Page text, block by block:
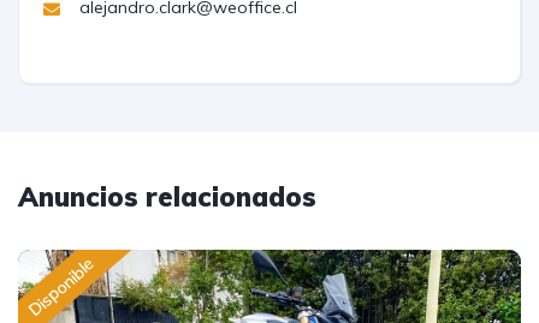
alejandro.clark@weoffice.cl
Anuncios relacionados
Disponible